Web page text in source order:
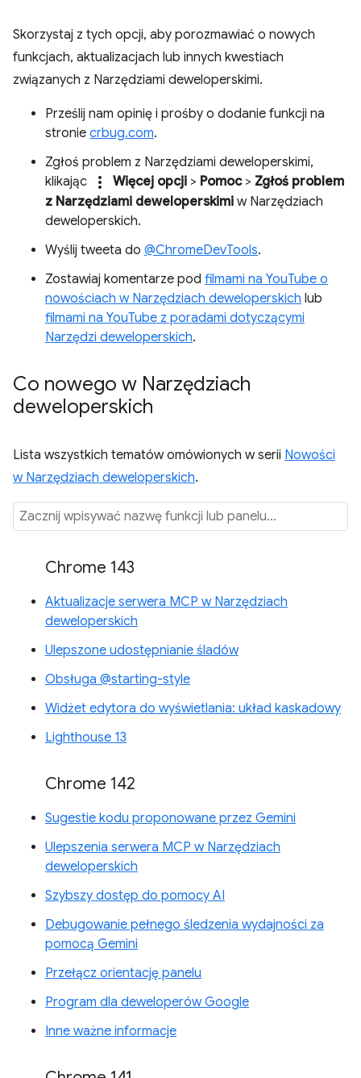
Skorzystaj z tych opcji, aby porozmawiać o nowych
funkcjach, aktualizacjach lub innych kwestiach
związanych z Narzędziami deweloperskimi.
Prześlij nam opinię i prośby o dodanie funkcji na
stronie crbug.com.
Zgłoś problem z Narzędziami deweloperskimi,
klikając
more_vert Więcej opcji > Pomoc> Zgłoś problem
z Narzędziami deweloperskimi w Narzędziach
deweloperskich.
Wyślij tweeta do @ChromeDevTools.
Zostawiaj komentarze pod filmami na YouTube o
nowościach w Narzędziach deweloperskich lub
filmami na YouTube z poradami dotyczącymi
Narzędzi deweloperskich.
Co nowego w Narzędziach
deweloperskich
Lista wszystkich tematów omówionych w serii Nowości
w Narzędziach deweloperskich.
Chrome 143
Aktualizacje serwera MCP w Narzędziach
deweloperskich
Ulepszone udostępnianie śladów
Obsługa @starting-style
Widżet edytora do wyświetlania: układ kaskadowy
Lighthouse 13
Chrome 142
Sugestie kodu proponowane przez Gemini
Ulepszenia serwera MCP w Narzędziach
deweloperskich
Szybszy dostęp do pomocy AI
Debugowanie pełnego śledzenia wydajności za
pomocą Gemini
Przełącz orientację panelu
Program dla deweloperów Google
Inne ważne informacje